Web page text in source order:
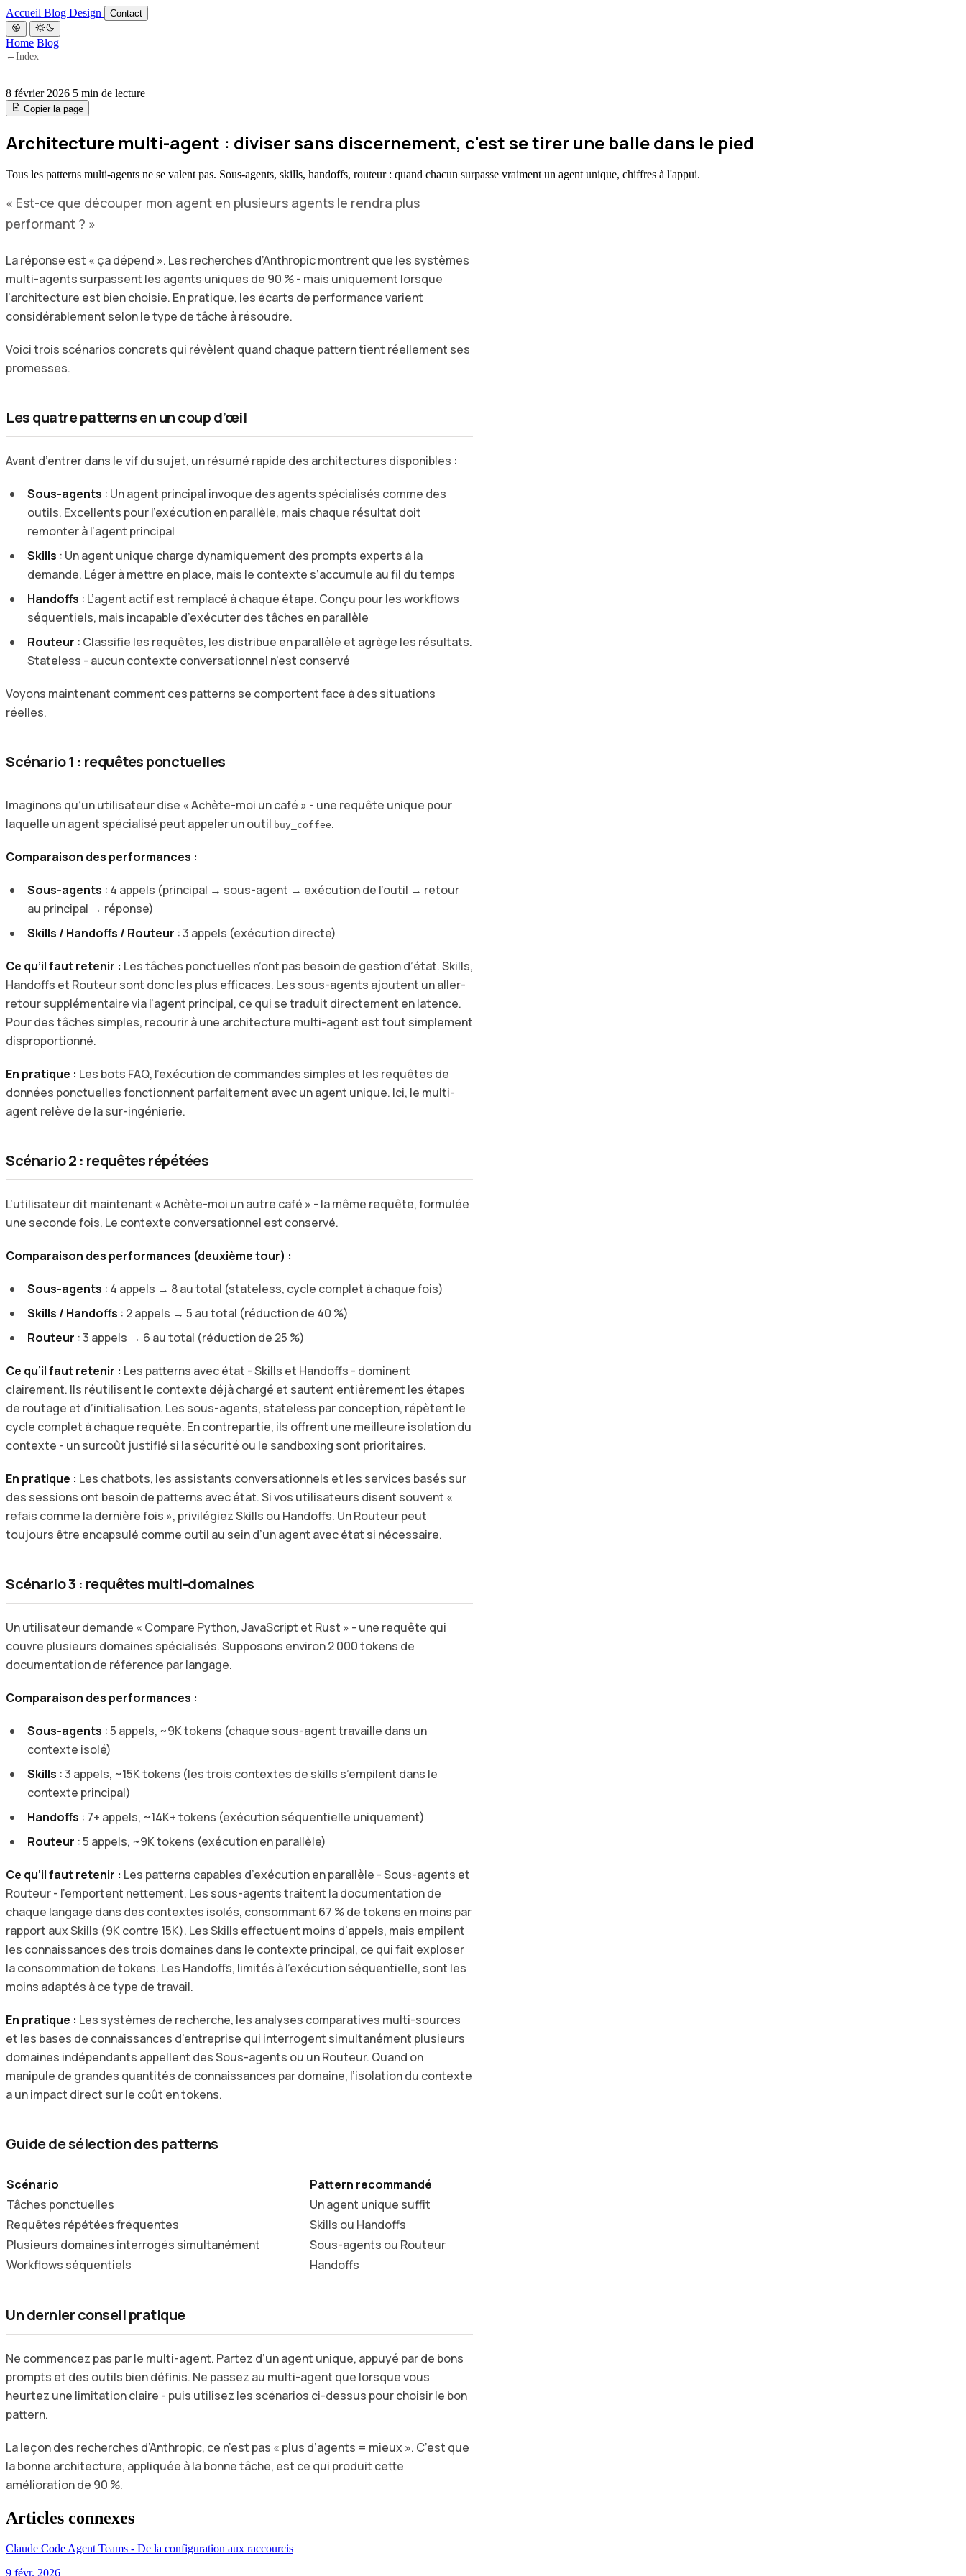
Accueil Blog Design Contact
Home Blog
← Index
8 février 2026 5 min de lecture
Copier la page
Architecture multi-agent : diviser sans discernement, c'est se tirer une balle dans le pied
Tous les patterns multi-agents ne se valent pas. Sous-agents, skills, handoffs, routeur : quand chacun surpasse vraiment un agent unique, chiffres à l'appui.
« Est-ce que découper mon agent en plusieurs agents le rendra plus
performant ? »
La réponse est « ça dépend ». Les recherches d’Anthropic montrent que les systèmes
multi-agents surpassent les agents uniques de 90 % - mais uniquement lorsque
l’architecture est bien choisie. En pratique, les écarts de performance varient
considérablement selon le type de tâche à résoudre.
Voici trois scénarios concrets qui révèlent quand chaque pattern tient réellement ses
promesses.
Les quatre patterns en un coup d’œil
Avant d’entrer dans le vif du sujet, un résumé rapide des architectures disponibles :
Sous-agents : Un agent principal invoque des agents spécialisés comme des
outils. Excellents pour l’exécution en parallèle, mais chaque résultat doit
remonter à l’agent principal
Skills : Un agent unique charge dynamiquement des prompts experts à la
demande. Léger à mettre en place, mais le contexte s’accumule au fil du temps
Handoffs : L’agent actif est remplacé à chaque étape. Conçu pour les workflows
séquentiels, mais incapable d’exécuter des tâches en parallèle
Routeur : Classifie les requêtes, les distribue en parallèle et agrège les résultats.
Stateless - aucun contexte conversationnel n’est conservé
Voyons maintenant comment ces patterns se comportent face à des situations
réelles.
Scénario 1 : requêtes ponctuelles
Imaginons qu’un utilisateur dise « Achète-moi un café » - une requête unique pour
laquelle un agent spécialisé peut appeler un outil buy_coffee.
Comparaison des performances :
Sous-agents : 4 appels (principal → sous-agent → exécution de l’outil → retour
au principal → réponse)
Skills / Handoffs / Routeur : 3 appels (exécution directe)
Ce qu’il faut retenir : Les tâches ponctuelles n’ont pas besoin de gestion d’état. Skills,
Handoffs et Routeur sont donc les plus efficaces. Les sous-agents ajoutent un aller-
retour supplémentaire via l’agent principal, ce qui se traduit directement en latence.
Pour des tâches simples, recourir à une architecture multi-agent est tout simplement
disproportionné.
En pratique : Les bots FAQ, l’exécution de commandes simples et les requêtes de
données ponctuelles fonctionnent parfaitement avec un agent unique. Ici, le multi-
agent relève de la sur-ingénierie.
Scénario 2 : requêtes répétées
L’utilisateur dit maintenant « Achète-moi un autre café » - la même requête, formulée
une seconde fois. Le contexte conversationnel est conservé.
Comparaison des performances (deuxième tour) :
Sous-agents : 4 appels → 8 au total (stateless, cycle complet à chaque fois)
Skills / Handoffs : 2 appels → 5 au total (réduction de 40 %)
Routeur : 3 appels → 6 au total (réduction de 25 %)
Ce qu’il faut retenir : Les patterns avec état - Skills et Handoffs - dominent
clairement. Ils réutilisent le contexte déjà chargé et sautent entièrement les étapes
de routage et d’initialisation. Les sous-agents, stateless par conception, répètent le
cycle complet à chaque requête. En contrepartie, ils offrent une meilleure isolation du
contexte - un surcoût justifié si la sécurité ou le sandboxing sont prioritaires.
En pratique : Les chatbots, les assistants conversationnels et les services basés sur
des sessions ont besoin de patterns avec état. Si vos utilisateurs disent souvent «
refais comme la dernière fois », privilégiez Skills ou Handoffs. Un Routeur peut
toujours être encapsulé comme outil au sein d’un agent avec état si nécessaire.
Scénario 3 : requêtes multi-domaines
Un utilisateur demande « Compare Python, JavaScript et Rust » - une requête qui
couvre plusieurs domaines spécialisés. Supposons environ 2 000 tokens de
documentation de référence par langage.
Comparaison des performances :
Sous-agents : 5 appels, ~9K tokens (chaque sous-agent travaille dans un
contexte isolé)
Skills : 3 appels, ~15K tokens (les trois contextes de skills s’empilent dans le
contexte principal)
Handoffs : 7+ appels, ~14K+ tokens (exécution séquentielle uniquement)
Routeur : 5 appels, ~9K tokens (exécution en parallèle)
Ce qu’il faut retenir : Les patterns capables d’exécution en parallèle - Sous-agents et
Routeur - l’emportent nettement. Les sous-agents traitent la documentation de
chaque langage dans des contextes isolés, consommant 67 % de tokens en moins par
rapport aux Skills (9K contre 15K). Les Skills effectuent moins d’appels, mais empilent
les connaissances des trois domaines dans le contexte principal, ce qui fait exploser
la consommation de tokens. Les Handoffs, limités à l’exécution séquentielle, sont les
moins adaptés à ce type de travail.
En pratique : Les systèmes de recherche, les analyses comparatives multi-sources
et les bases de connaissances d’entreprise qui interrogent simultanément plusieurs
domaines indépendants appellent des Sous-agents ou un Routeur. Quand on
manipule de grandes quantités de connaissances par domaine, l’isolation du contexte
a un impact direct sur le coût en tokens.
Guide de sélection des patterns
Scénario
Pattern recommandé
Tâches ponctuelles
Un agent unique suffit
Requêtes répétées fréquentes
Skills ou Handoffs
Plusieurs domaines interrogés simultanément
Sous-agents ou Routeur
Workflows séquentiels
Handoffs
Un dernier conseil pratique
Ne commencez pas par le multi-agent. Partez d’un agent unique, appuyé par de bons
prompts et des outils bien définis. Ne passez au multi-agent que lorsque vous
heurtez une limitation claire - puis utilisez les scénarios ci-dessus pour choisir le bon
pattern.
La leçon des recherches d’Anthropic, ce n’est pas « plus d’agents = mieux ». C’est que
la bonne architecture, appliquée à la bonne tâche, est ce qui produit cette
amélioration de 90 %.
Articles connexes
Claude Code Agent Teams - De la configuration aux raccourcis
9 févr. 2026